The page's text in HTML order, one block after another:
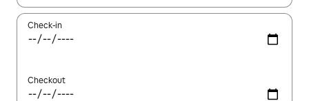
Check-in
Checkout